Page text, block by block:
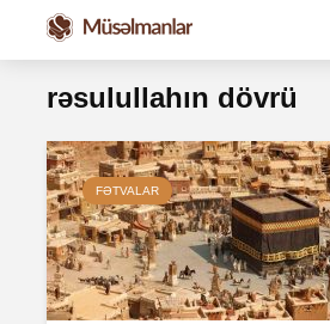
rəsulullahın dövrü
FƏTVALAR